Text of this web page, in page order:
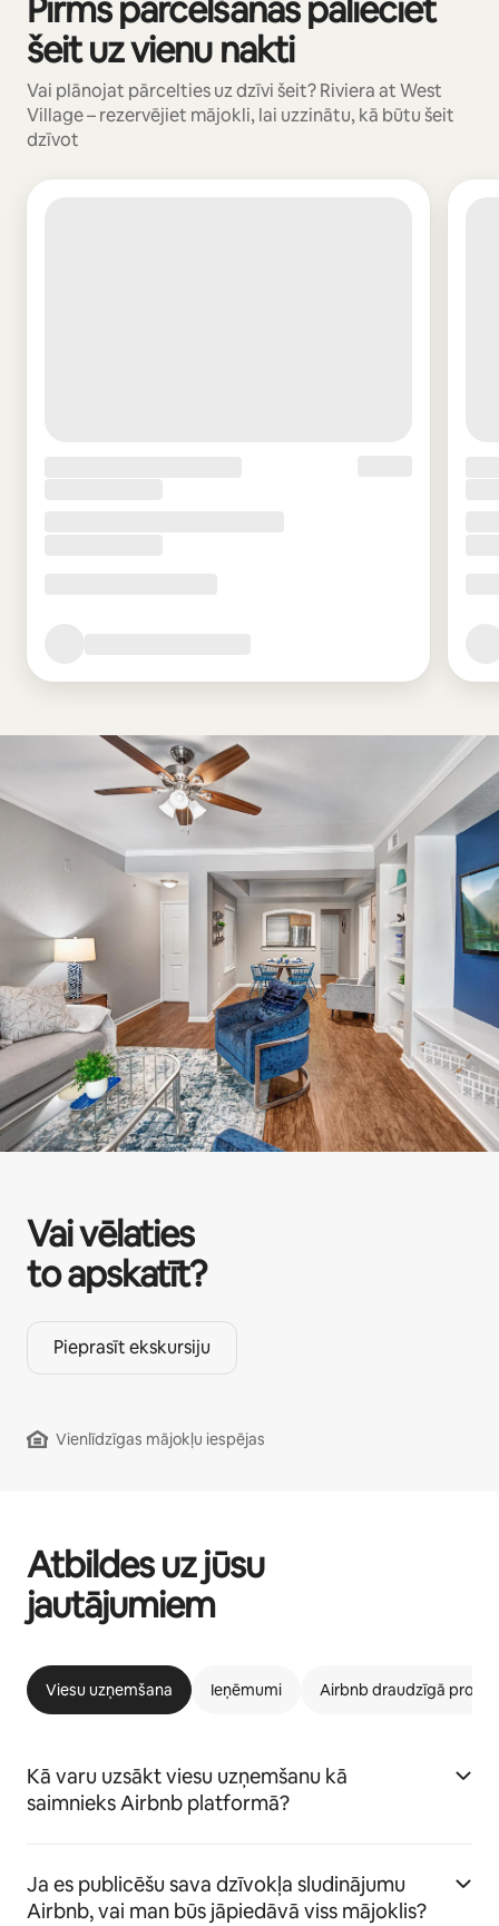
Pirms pārcelšanās palieciet
šeit uz vienu nakti
Vai plānojat pārcelties uz dzīvi šeit? Riviera at West
Village – rezervējiet mājokli, lai uzzinātu, kā būtu šeit
dzīvot
Vai vēlaties
to apskatīt?
Pieprasīt ekskursiju
Vienlīdzīgas mājokļu iespējas
Atbildes uz jūsu
jautājumiem
Viesu uzņemšana Ieņēmumi Airbnb draudzīgā
Kā varu uzsākt viesu uzņemšanu kā
saimnieks Airbnb platformā?
Ja es publicēšu sava dzīvokļa sludinājumu
Airbnb, vai man būs jāpiedāvā viss mājoklis?